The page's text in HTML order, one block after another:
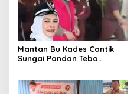
Mantan Bu Kades Cantik
Sungai Pandan Tebo